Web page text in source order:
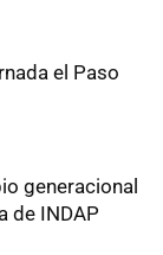
el Paso
generacional
de INDAP